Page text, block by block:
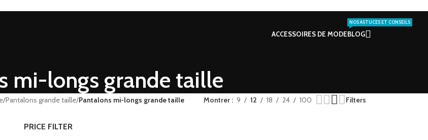
ACCESSOIRES DE MODEBLOG
NOS ASTUCES ET CONSEILS
mi-longs grande taille
/Pantalons grande taille/Pantalons mi-longs grande taille Montrer 9 12 18 24 100 Filters
PRICE FILTER